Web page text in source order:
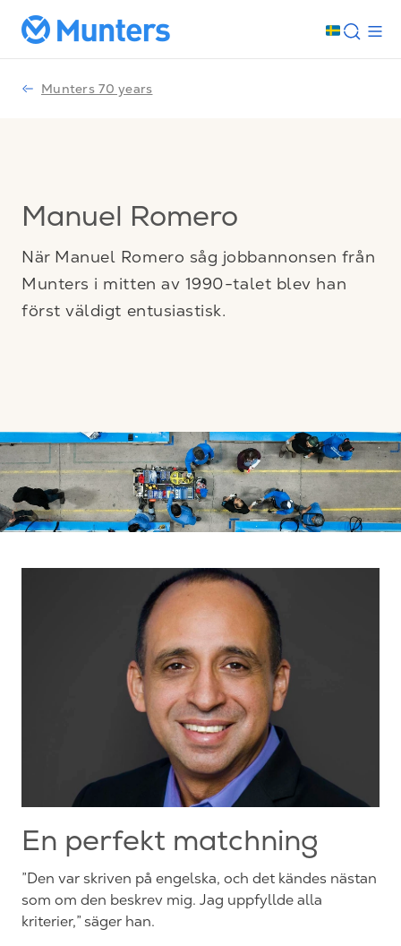
Munters 70 years
Manuel Romero
När Manuel Romero såg jobbannonsen från
Munters i mitten av 1990-talet blev han
först väldigt entusiastisk.
En perfekt matchning
”Den var skriven på engelska, och det kändes nästan
som om den beskrev mig. Jag uppfyllde alla
kriterier,” säger han.